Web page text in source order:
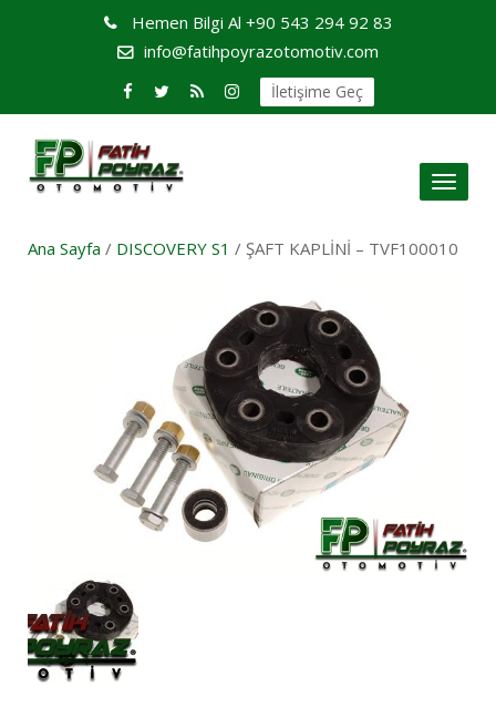
Hemen Bilgi Al +90 543 294 92 83
info@fatihpoyrazotomotiv.com
İletişime Geç
Toggle
Ana Sayfa / DISCOVERY S1 / ŞAFT KAPLİNİ – TVF100010